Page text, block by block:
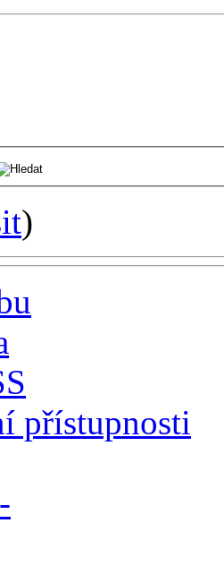
)
přístupnosti